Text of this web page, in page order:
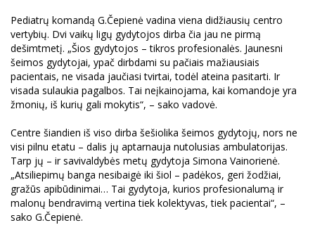
Pediatrų komandą G.Čepienė vadina viena didžiausių centro
vertybių. Dvi vaikų ligų gydytojos dirba čia jau ne pirmą
dešimtmetį. „Šios gydytojos – tikros profesionalės. Jaunesni
šeimos gydytojai, ypač dirbdami su pačiais mažiausiais
pacientais, ne visada jaučiasi tvirtai, todėl ateina pasitarti. Ir
visada sulaukia pagalbos. Tai neįkainojama, kai komandoje yra
žmonių, iš kurių gali mokytis“, – sako vadovė.
Centre šiandien iš viso dirba šešiolika šeimos gydytojų, nors ne
visi pilnu etatu – dalis jų aptarnauja nutolusias ambulatorijas.
Tarp jų – ir savivaldybės metų gydytoja Simona Vainorienė.
„Atsiliepimų banga nesibaigė iki šiol – padėkos, geri žodžiai,
gražūs apibūdinimai… Tai gydytoja, kurios profesionalumą ir
malonų bendravimą vertina tiek kolektyvas, tiek pacientai“, –
sako G.Čepienė.